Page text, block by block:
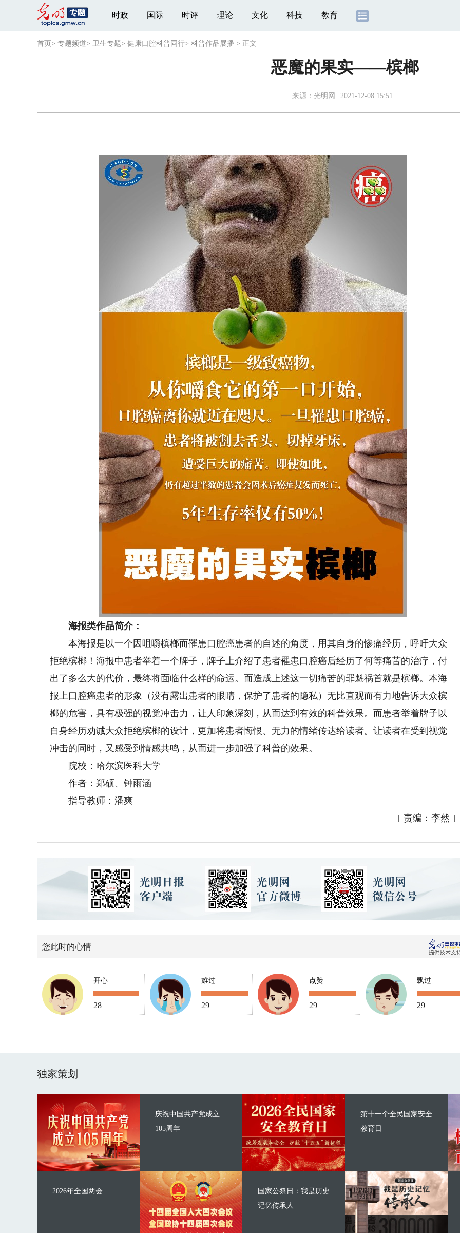
时政 国际 时评 理论 文化 科技 教育
首页 > 专题频道> 卫生专题> 健康口腔科普同行> 科普作品展播 > 正文
恶魔的果实——槟榔
来源： 光明网 2021-12-08 15:51
海报类作品简介：
本海报是以一个因咀嚼槟榔而罹患口腔癌患者的自述的角度，用其自身的惨痛经历，呼吁大众
拒绝槟榔！海报中患者举着一个牌子，牌子上介绍了患者罹患口腔癌后经历了何等痛苦的治疗，付
出了多么大的代价，最终将面临什么样的命运。而造成上述这一切痛苦的罪魁祸首就是槟榔。本海
报上口腔癌患者的形象（没有露出患者的眼睛，保护了患者的隐私）无比直观而有力地告诉大众槟
榔的危害，具有极强的视觉冲击力，让人印象深刻，从而达到有效的科普效果。而患者举着牌子以
自身经历劝诫大众拒绝槟榔的设计，更加将患者悔恨、无力的情绪传达给读者。让读者在受到视觉
冲击的同时，又感受到情感共鸣，从而进一步加强了科普的效果。
院校：哈尔滨医科大学
作者：郑硕、钟雨涵
指导教师：潘爽
[ 责编：李然 ]
您此时的心情
开心
28
难过
29
点赞
29
飘过
29
独家策划
庆祝中国共产党成立
105周年
2026年全国两会
第十一个全民国家安全
教育日
国家公祭日：我是历史
记忆传承人